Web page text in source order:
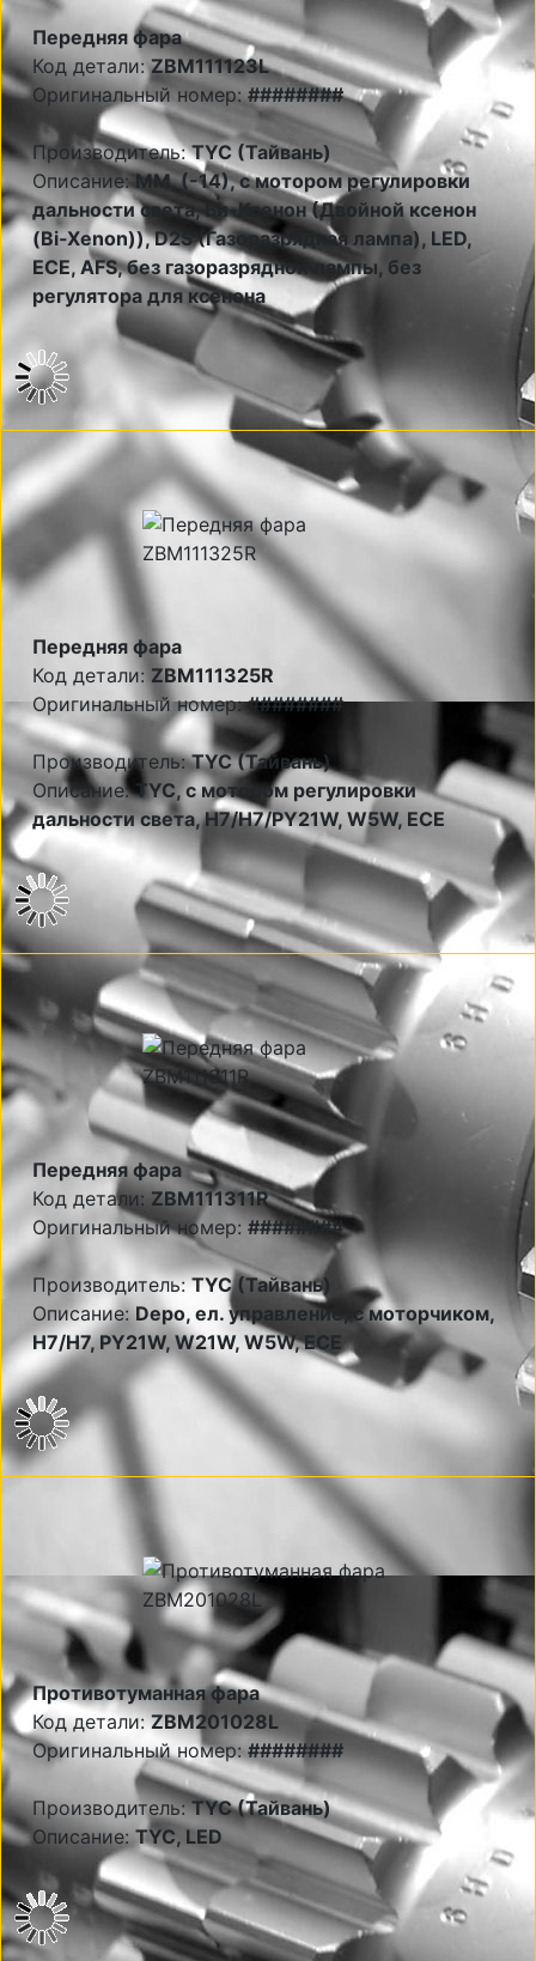
Передняя фара
Код детали:ZBM111123L
Оригинальный номер:########
Производитель:TYC (Тайвань)
Описание: MM, (-14), с мотором регулировки
дальности света, Би-Ксенон (Двойной ксенон
(Bi-Xenon)), D2S (Газоразрядная лампа), LED,
ECE, AFS, без газоразрядной лампы, без
регулятора для ксенона
Передняя фара
Код детали: ZBM111325R
Оригинальный номер:########
Производитель:TYC (Тайвань)
Описание:TYC, с мотором регулировки
дальности света, H7/H7/PY21W, W5W, ECE
Передняя фара
Код детали:ZBM111311R
Оригинальный номер: ########
Производитель:TYC (Тайвань)
Описание:Depo, ел. управление, с моторчиком,
Н7/Н7, PY21W, W21W, W5W, ECE
Противотуманная фара
Код детали:ZBM201028L
Оригинальный номер:########
Производитель:TYC (Тайвань)
Описание:TYC, LED